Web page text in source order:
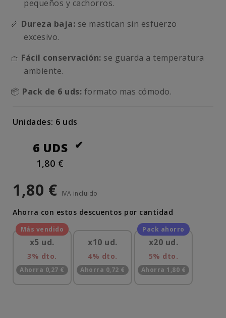
pequeños y cachorros.
🦴 Dureza baja: se mastican sin esfuerzo
excesivo.
🧺 Fácil conservación: se guarda a temperatura
ambiente.
📦 Pack de 6 uds: formato mas cómodo.
Unidades: 6 uds
6 UDS
1,80 €
1,80 € IVA incluido
Ahorra con estos descuentos por cantidad
x5 ud.
3% dto.
Ahorra 0,27 €
x10 ud.
4% dto.
Ahorra 0,72 €
x20 ud.
5% dto.
Ahorra 1,80 €